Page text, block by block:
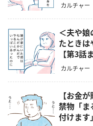
カルチャー
＜夫や
たときは
【第3話
カルチャー
【お金
禁物「ま
付けます」